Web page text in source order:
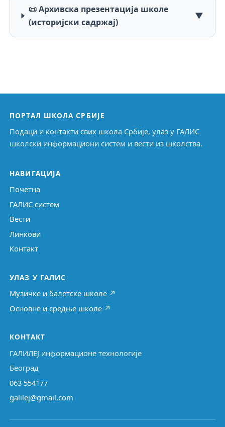
📜 Архивска презентација школе
(историјски садржај)
▼
ПОРТАЛ ШКОЛА СРБИЈЕ
Подаци и контакти свих школа Србије, улаз у ГАЛИС
школски информациони систем и вести из школства.
НАВИГАЦИЈА
Почетна
ГАЛИС систем
Вести
Линкови
Контакт
УЛАЗ У ГАЛИС
Музичке и балетске школе ↗
Основне и средње школе ↗
КОНТАКТ
ГАЛИЛЕЈ информационе технологије
Београд
063 554177
galilej@gmail.com